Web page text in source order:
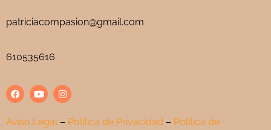
patriciacompasion@gmail.com
610535616
Aviso Legal– Política de Privacidad – Política de